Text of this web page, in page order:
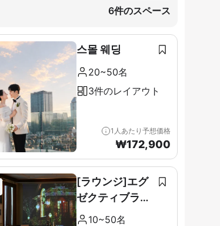
6件のスペース
스몰 웨딩
20~50名
3件のレイアウト
1人あたり予想価格
₩172,900
[ラウンジ]エグ
ゼクティブラウ
ンジ＆テラス全
10~50名